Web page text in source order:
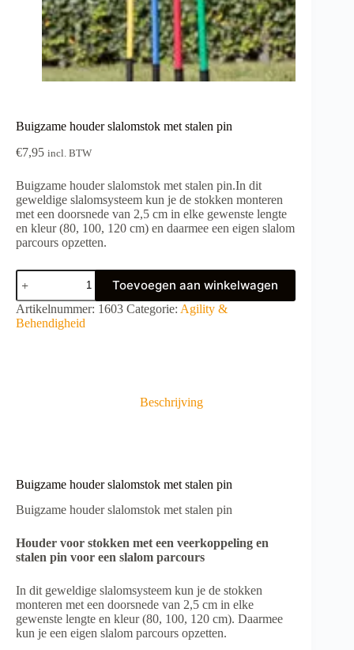
Buigzame houder slalomstok met stalen pin
€7,95 incl. BTW
Buigzame houder slalomstok met stalen pin.In dit
geweldige slalomsysteem kun je de stokken monteren
met een doorsnede van 2,5 cm in elke gewenste lengte
en kleur (80, 100, 120 cm) en daarmee een eigen slalom
parcours opzetten.
Buigzame
houder
slalomstok
met
stalen
Toevoegen aan winkelwagen
A
l
Artikelnummer: 1603 Categorie: Agility &
Behendigheid
Beschrijving
Buigzame houder slalomstok met stalen pin
Buigzame houder slalomstok met stalen pin
Houder voor stokken met een veerkoppeling en
stalen pin voor een slalom parcours
In dit geweldige slalomsysteem kun je de stokken
monteren met een doorsnede van 2,5 cm in elke
gewenste lengte en kleur (80, 100, 120 cm). Daarmee
kun je een eigen slalom parcours opzetten.